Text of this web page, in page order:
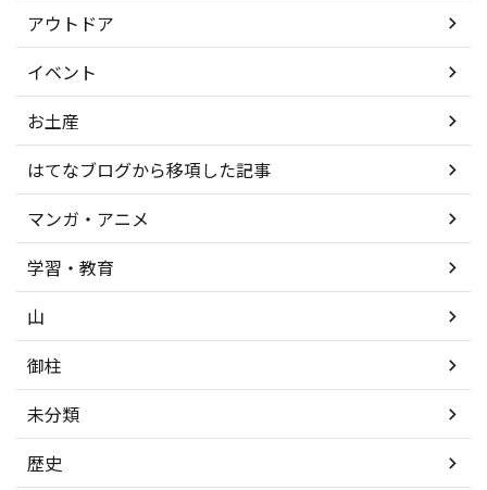
アウトドア
イベント
お土産
はてなブログから移項した記事
マンガ・アニメ
学習・教育
山
御柱
未分類
歴史